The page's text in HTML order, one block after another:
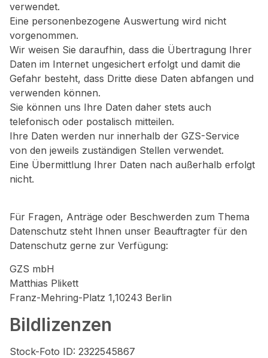
verwendet.
Eine personenbezogene Auswertung wird nicht
vorgenommen.
Wir weisen Sie daraufhin, dass die Übertragung Ihrer
Daten im Internet ungesichert erfolgt und damit die
Gefahr besteht, dass Dritte diese Daten abfangen und
verwenden können.
Sie können uns Ihre Daten daher stets auch
telefonisch oder postalisch mitteilen.
Ihre Daten werden nur innerhalb der GZS-Service
von den jeweils zuständigen Stellen verwendet.
Eine Übermittlung Ihrer Daten nach außerhalb erfolgt
nicht.
Für Fragen, Anträge oder Beschwerden zum Thema
Datenschutz steht Ihnen unser Beauftragter für den
Datenschutz gerne zur Verfügung:
GZS mbH
Matthias Plikett
Franz-Mehring-Platz 1,10243 Berlin
Bildlizenzen
Stock-Foto ID: 2322545867